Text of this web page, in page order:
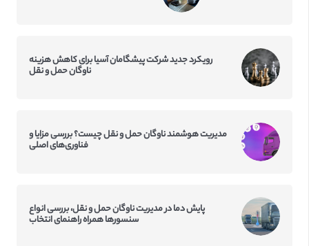
رویکرد جدید شرکت پیشگامان آسیا برای کاهش هزینه
ناوگان حمل و نقل
مدیریت هوشمند ناوگان حمل و نقل چیست؟ بررسی مزایا و
فناوری‌های اصلی
پایش دما در مدیریت ناوگان حمل و نقل، بررسی انواع
سنسورها همراه راهنمای انتخاب